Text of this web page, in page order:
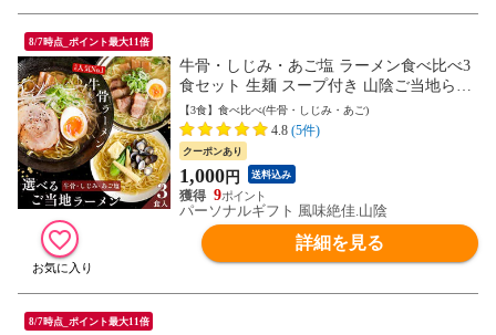
8/7時点_ポイント最大11倍
牛骨・しじみ・あご塩 ラーメン食べ比べ3
食セット 生麺 スープ付き 山陰ご当地らー
めん 詰め合わせ 送料無料 ネコポス
【3食】食べ比べ(牛骨・しじみ・あご)
4.8 (5件)
クーポンあり
1,000円 送料込み
9
パーソナルギフト 風味絶佳.山陰
詳細を見る
8/7時点_ポイント最大11倍